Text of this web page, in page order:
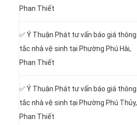
Phan Thiết
✅ Ý Thuận Phát tư vấn báo giá thông
tắc nhà vệ sinh tại Phường Phú Hài,
Phan Thiết
✅ Ý Thuận Phát tư vấn báo giá thông
tắc nhà vệ sinh tại Phường Phú Thủy,
Phan Thiết